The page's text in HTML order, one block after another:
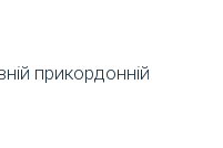
прикордонній